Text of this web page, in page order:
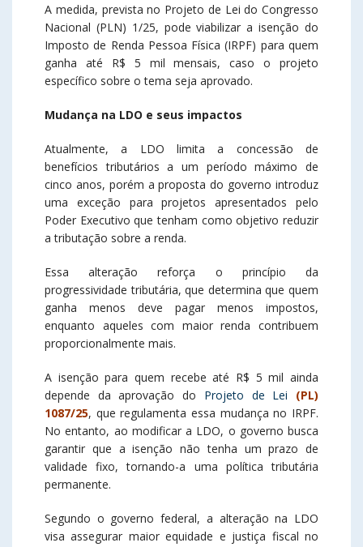
A medida, prevista no Projeto de Lei do Congresso
Nacional (PLN) 1/25, pode viabilizar a isenção do
Imposto de Renda Pessoa Física (IRPF) para quem
ganha até R$ 5 mil mensais, caso o projeto
específico sobre o tema seja aprovado.
Mudança na LDO e seus impactos
Atualmente, a LDO limita a concessão de
benefícios tributários a um período máximo de
cinco anos, porém a proposta do governo introduz
uma exceção para projetos apresentados pelo
Poder Executivo que tenham como objetivo reduzir
a tributação sobre a renda.
Essa alteração reforça o princípio da
progressividade tributária, que determina que quem
ganha menos deve pagar menos impostos,
enquanto aqueles com maior renda contribuem
proporcionalmente mais.
A isenção para quem recebe até R$ 5 mil ainda
depende da aprovação do Projeto de Lei
(PL)
1087/25, que regulamenta essa mudança no IRPF.
No entanto, ao modificar a LDO, o governo busca
garantir que a isenção não tenha um prazo de
validade fixo, tornando-a uma política tributária
permanente.
Segundo o governo federal, a alteração na LDO
visa assegurar maior equidade e justiça fiscal no